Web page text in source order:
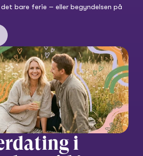
bare ferie – eller begyndelsen på
i